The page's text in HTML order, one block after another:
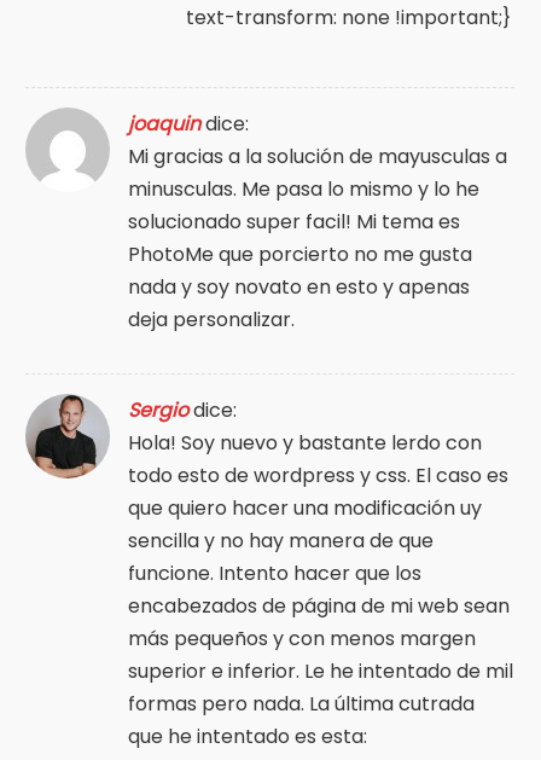
text-transform: none !important;}
joaquindice:
Mi gracias a la solución de mayusculas a
minusculas. Me pasa lo mismo y lo he
solucionado super facil! Mi tema es
PhotoMe que porcierto no me gusta
nada y soy novato en esto y apenas
deja personalizar.
Sergiodice:
Hola! Soy nuevo y bastante lerdo con
todo esto de wordpress y css. El caso es
que quiero hacer una modificación uy
sencilla y no hay manera de que
funcione. Intento hacer que los
encabezados de página de mi web sean
más pequeños y con menos margen
superior e inferior. Le he intentado de mil
formas pero nada. La última cutrada
que he intentado es esta: